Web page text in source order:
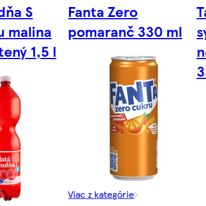
S
malina
1,5 l
Fanta Zero
pomaranč 330 ml
Viac z kategórie